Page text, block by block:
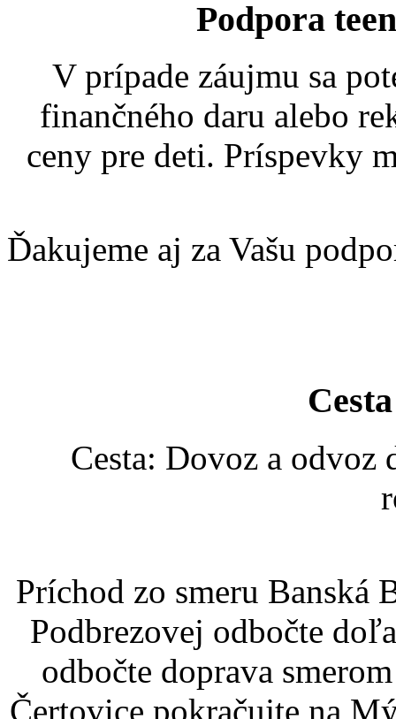
Podpora
V prípade záujmu sa
finančného daru alebo
ceny pre deti. Príspevky
Ďakujeme aj za Vašu
Cesta: Dovoz a odvoz
Príchod zo smeru Banská
Podbrezovej odbočte
odbočte doprava
Čertovice pokračujte na